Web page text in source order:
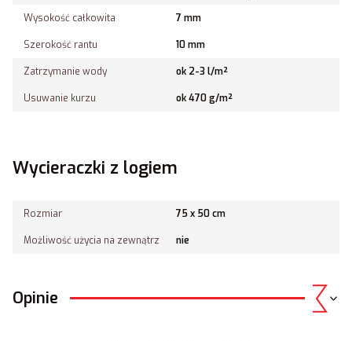
Wysokość całkowita 7 mm
Szerokość rantu 10 mm
Zatrzymanie wody ok 2-3 l/m²
Usuwanie kurzu ok 470 g/m²
Wycieraczki z logiem
Rozmiar 75 x 50 cm
Możliwość użycia na zewnątrz nie
Opinie